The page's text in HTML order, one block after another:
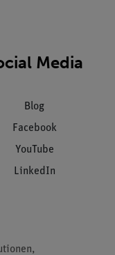
Media
Blog
Facebook
YouTube
LinkedIn